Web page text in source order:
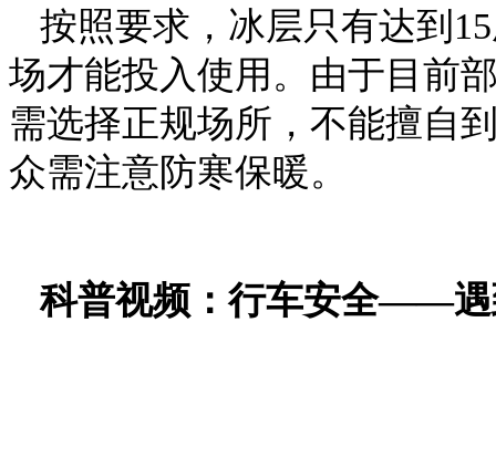
按照要求，冰层只有达到
场才能投入使用。由于目前
需选择正规场所，不能擅自
众需注意防寒保暖。
科普视频：行车安全——遇